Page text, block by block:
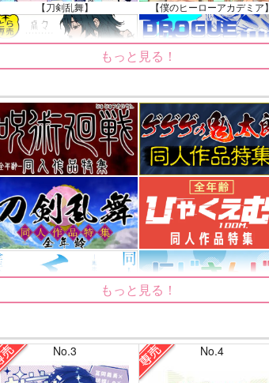
【刀剣乱舞】 【僕のヒーローアカデミア】
もっと見る！
もっと見る！
No.3 No.4